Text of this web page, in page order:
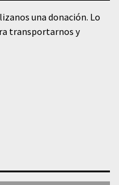
una donación. Lo
transportarnos y